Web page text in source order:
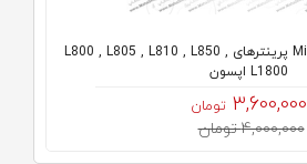
جوهر سابلیمیشن Mirtex پرینترهای L800 , L805 , L810 , L850 ,
L1800 اپسون
3,600,000 تومان
4,000,000 تومان